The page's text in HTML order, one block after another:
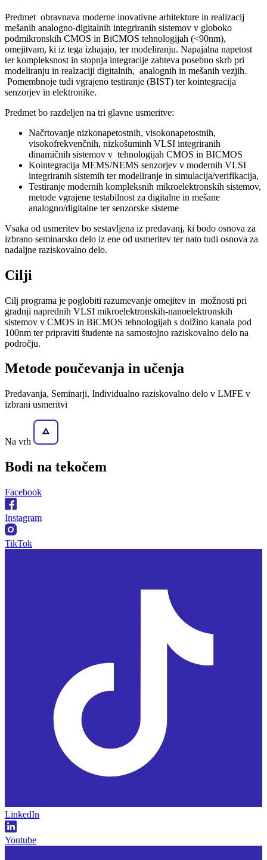
Predmet obravnava moderne inovativne arhitekture in realizacij
mešanih analogno-digitalnih integriranih sistemov v globoko
podmikronskih CMOS in BiCMOS tehnologijah (<90nm),
omejitvam, ki iz tega izhajajo, ter modeliranju. Napajalna napetost
ter kompleksnost in stopnja integracije zahteva posebno skrb pri
modeliranju in realzaciji digitalnih, analognih in mešanih vezjih.
Pomembnoje tudi vgrajeno testiranje (BIST) ter kointegracija
senzorjev in elektronike.
Predmet bo razdeljen na tri glavne usmeritve:
Načrtovanje nizkonapetostnih, visokonapetostnih,
visokofrekvenčnih, nizkošuminh VLSI integriranih
dinamičnih sistemov v tehnologijah CMOS in BICMOS
Kointegracija MEMS/NEMS senzorjev v modernih VLSI
integriranih sistemih ter modeliranje in simulacija/verifikacija,
Testiranje modernih kompleksnih mikroelektronskih sistemov,
metode vgrajene testabilnost za digitalne in mešane
analogno/digitalne ter senzorske sisteme
Vsaka od usmeritev bo sestavljena iz predavanj, ki bodo osnova za
izbrano seminarsko delo iz ene od usmeritev ter nato tudi osnova za
nadaljne raziskovalno delo.
Cilji
Cilj programa je poglobiti razumevanje omejitev in možnosti pri
gradnji naprednih VLSI mikroelektronskih-nanoelektronskih
sistemov v CMOS in BiCMOS tehnologijah s dolžino kanala pod
100nm ter pripraviti študente na samostojno raziskovalno delo na
področju.
Metode poučevanja in učenja
Predavanja, Seminarji, Individualno raziskovalno delo v LMFE v
izbrani usmeritvi
Na vrh
Bodi na tekočem
Facebook
Instagram
TikTok
LinkedIn
Youtube